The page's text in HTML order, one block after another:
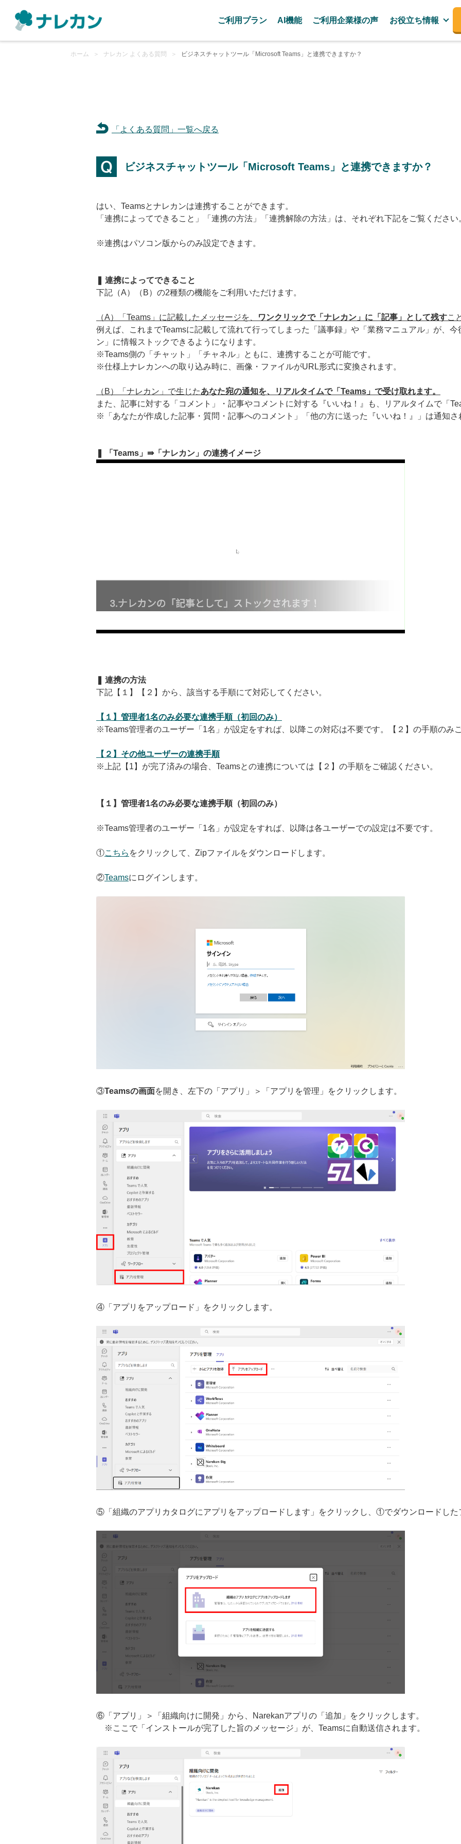
ご利用プラン AI機能 ご利用企業様の声 お役立ち情報
ホーム ＞ ナレカン よくある質問 ＞ ビジネスチャットツール「Microsoft Teams」と連携できますか？
「よくある質問」一覧へ戻る
ビジネスチャットツール「Microsoft Teams」と連携できますか？
はい、Teamsとナレカンは連携することができます。
「連携によってできること」「連携の方法」「連携解除の方法」は、それぞれ下記をご覧ください
※連携はパソコン版からのみ設定できます。
❚ 連携によってできること
下記（A）（B）の2種類の機能をご利用いただけます。
（A）「Teams」に記載したメッセージを、 ワンクリックで「ナレカン」に「記事」として残すこ
例えば、これまでTeamsに記載して流れて行ってしまった「議事録」や「業務マニュアル」が、
ン」に情報ストックできるようになります。
※Teams側の「チャット」「チャネル」ともに、連携することが可能です。
※仕様上ナレカンへの取り込み時に、画像・ファイルがURL形式に変換されます。
（B）「ナレカン」で生じたあなた宛の通知を、リアルタイムで「Teams」で受け取れます。
また、記事に対する「コメント」・記事やコメントに対する『いいね！』も、リアルタイムで「
※「あなたが作成した記事・質問・記事へのコメント」「他の方に送った『いいね！』」は通知さ
❚ 「Teams」⇛「ナレカン」の連携イメージ
❚ 連携の方法
下記【１】【２】から、該当する手順にて対応してください。
【１】管理者1名のみ必要な連携手順（初回のみ）
※Teams管理者のユーザー「1名」が設定をすれば、以降この対応は不要です。【２】の手順のみ
【２】その他ユーザーの連携手順
※上記【1】が完了済みの場合、Teamsとの連携については【２】の手順をご確認ください。
【１】管理者1名のみ必要な連携手順（初回のみ）
※Teams管理者のユーザー「1名」が設定をすれば、以降は各ユーザーでの設定は不要です。
①こちら をクリックして、Zipファイルをダウンロードします。
②Teamsにログインします。
③Teamsの画面を開き、左下の「アプリ」＞「アプリを管理」をクリックします。
④「アプリをアップロード」をクリックします。
⑤「組織のアプリカタログにアプリをアップロードします」をクリックし、①でダウンロードした
⑥「アプリ」＞「組織向けに開発」から、Narekanアプリの「追加」をクリックします。
※ここで「インストールが完了した旨のメッセージ」が、Teamsに自動送信されます。